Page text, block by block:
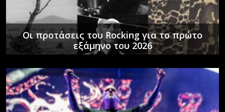
Οι προτάσεις του Rocking για το πρώτο
εξάμηνο του 2026